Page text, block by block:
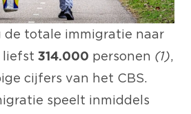
de totale immigratie naar
liefst 314.000 personen (1),
cijfers van het CBS.
speelt inmiddels